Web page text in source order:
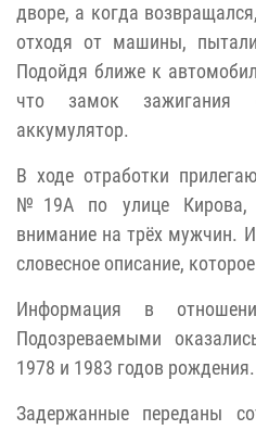
дворе, а когда
отходя от машины,
Подойдя ближе к
что замок зажигания
аккумулятор.
В ходе отработки
№19А по улице Кирова,
внимание на трёх мужчин.
словесное описание,
Информация в
Подозреваемыми
1978 и 1983 годов
Задержанные переданы